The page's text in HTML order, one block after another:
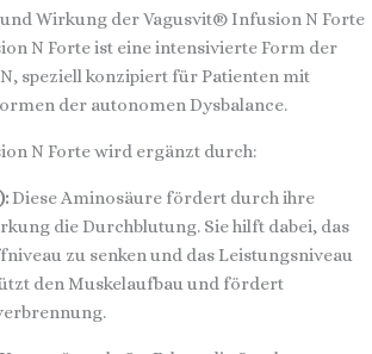
Wirkung der Vagusvit® Infusion N Forte
N Forte ist eine intensivierte Form der
speziell konzipiert für Patienten mit
der autonomen Dysbalance.
N Forte wird ergänzt durch:
Diese Aminosäure fördert durch ihre
die Durchblutung. Sie hilft dabei, das
zu senken und das Leistungsniveau
den Muskelaufbau und fördert